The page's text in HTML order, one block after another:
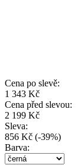
Cena po slevě:
1 343 Kč
Cena před slevou:
2 199 Kč
Sleva:
856 Kč (-39%)
Barva: